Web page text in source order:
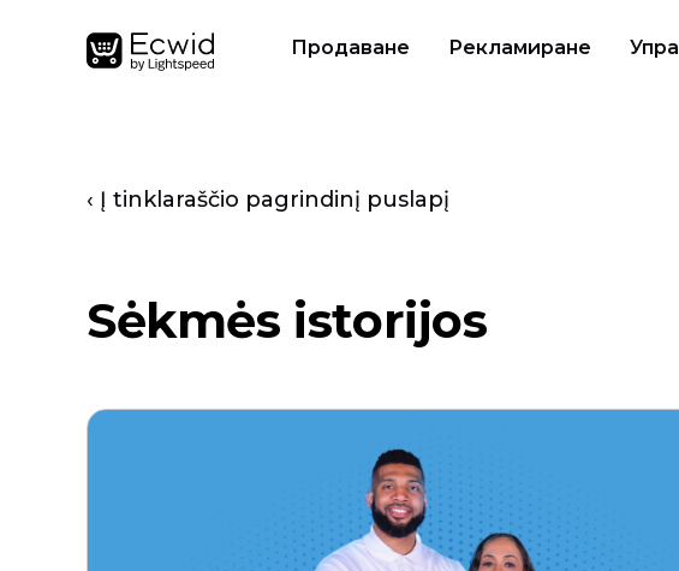
Продаване Рекламиране
‹ Į tinklaraščio pagrindinį puslapį
Sėkmės istorijos